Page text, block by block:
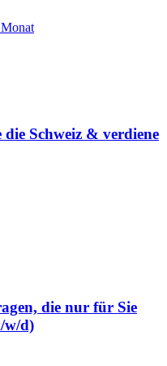
die Schweiz & verdiene
die nur für Sie
w/d)